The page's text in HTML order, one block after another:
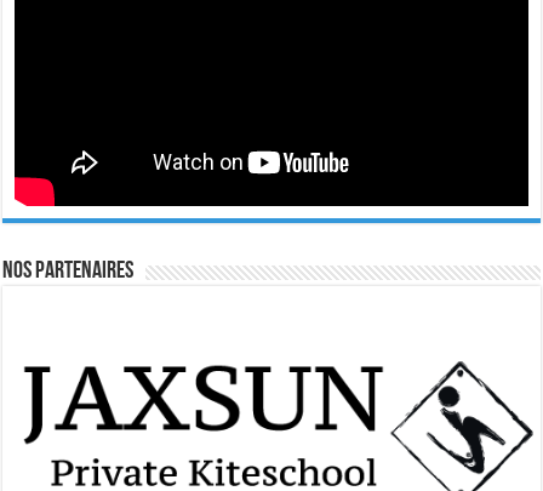
Nos Partenaires